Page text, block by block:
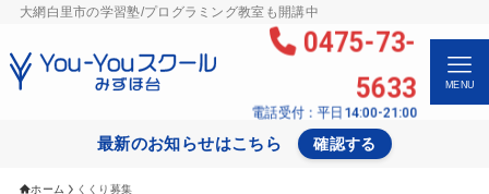
大網白里市の学習塾/プログラミング教室も開講中
0475-73-
5633
電話受付：平日14:00-21:00
MENU
最新のお知らせはこちら 確認する
ホーム くくり募集